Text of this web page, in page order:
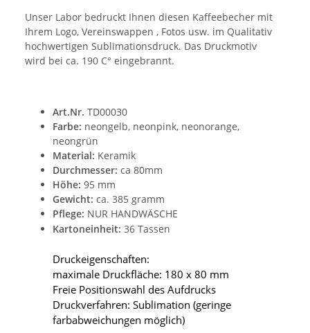
Unser Labor bedruckt Ihnen diesen Kaffeebecher mit
Ihrem Logo, Vereinswappen , Fotos usw. im Qualitativ
hochwertigen Sublimationsdruck. Das Druckmotiv
wird bei ca. 190 C° eingebrannt.
Art.Nr. TD00030
Farbe: neongelb, neonpink, neonorange,
neongrün
Material: Keramik
Durchmesser: ca 80mm
Höhe: 95 mm
Gewicht: ca. 385 gramm
Pflege: NUR HANDWÄSCHE
Kartoneinheit: 36 Tassen
Druckeigenschaften:
maximale Druckfläche: 180 x 80 mm
Freie Positionswahl des Aufdrucks
Druckverfahren: Sublimation (geringe
farbabweichungen möglich)